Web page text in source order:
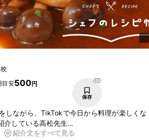
目安500円
198
保存
しながら、TikTokで今日から料理が楽しくな
介している高松先生
ピ、ハンバーグのご紹介です。絶対失敗しな
紹介文をすべて見る